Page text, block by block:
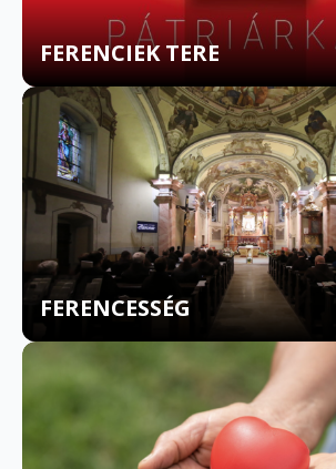
FERENCIEK TERE
FERENCESSÉG
MULTILINGUAL